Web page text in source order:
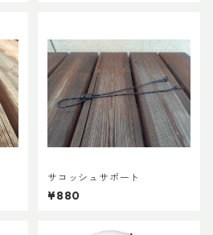
サコッシュサポート
¥880